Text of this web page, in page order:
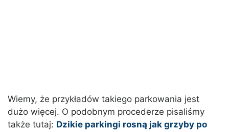
Wiemy, że przykładów takiego parkowania jest
dużo więcej. O podobnym procederze pisaliśmy
także tutaj: Dzikie parkingi rosną jak grzyby po